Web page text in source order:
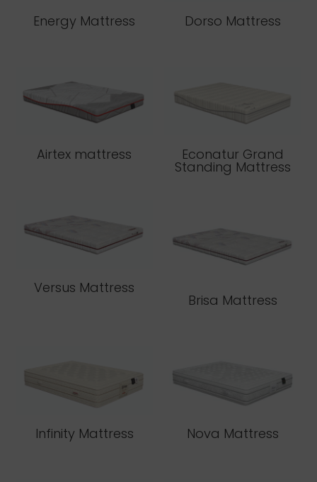
Energy Mattress Dorso Mattress
Airtex mattress Econatur Grand
Standing Mattress
Versus Mattress
Brisa Mattress
Infinity Mattress Nova Mattress